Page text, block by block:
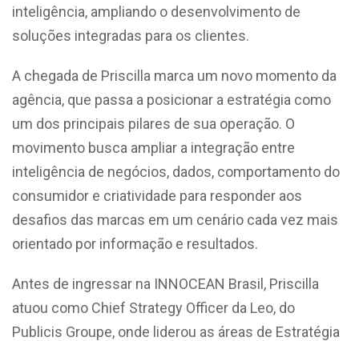
inteligência, ampliando o desenvolvimento de
soluções integradas para os clientes.
A chegada de Priscilla marca um novo momento da
agência, que passa a posicionar a estratégia como
um dos principais pilares de sua operação. O
movimento busca ampliar a integração entre
inteligência de negócios, dados, comportamento do
consumidor e criatividade para responder aos
desafios das marcas em um cenário cada vez mais
orientado por informação e resultados.
Antes de ingressar na INNOCEAN Brasil, Priscilla
atuou como Chief Strategy Officer da Leo, do
Publicis Groupe, onde liderou as áreas de Estratégia